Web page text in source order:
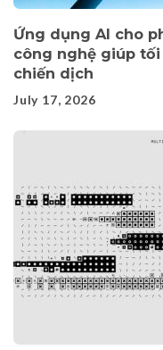
Ứng dụng AI cho
công nghệ giúp
chiến dịch
July 17, 2026